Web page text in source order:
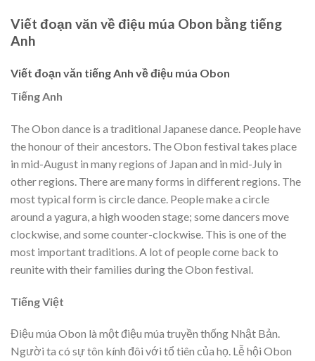
Viết đoạn văn về điệu múa Obon bằng tiếng
Anh
Viết đoạn văn tiếng Anh về điệu múa Obon
Tiếng Anh
The Obon dance is a traditional Japanese dance. People have
the honour of their ancestors. The Obon festival takes place
in mid-August in many regions of Japan and in mid-July in
other regions. There are many forms in different regions. The
most typical form is circle dance. People make a circle
around a yagura, a high wooden stage; some dancers move
clockwise, and some counter-clockwise. This is one of the
most important traditions. A lot of people come back to
reunite with their families during the Obon festival.
Tiếng Việt
Điệu múa Obon là một điệu múa truyền thống Nhật Bản.
Người ta có sự tôn kính đôi với tổ tiên của họ. Lễ hội Obon